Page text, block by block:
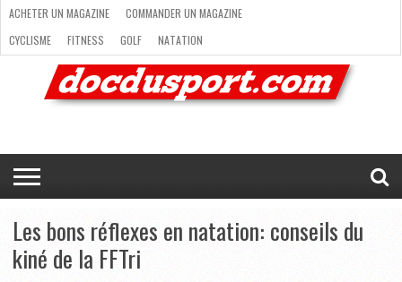
ACHETER
MAGAZINE
COMMANDER
UN
MAGAZINE
CYCLISME
FITNESS
GOLF
NATATION
RANDONNÉE
RUNNING
SKI
TRAIL
RUNNING
TRIATHLON
VOILE
NEWSLETTER
MAG’
EN
LIGNE
NOUS
CONTACTER
ACHETER UN MAGAZINE
COMMANDER UN MAGAZINE
CYCLISME
FITNESS GOLF
NATATION
RANDONNÉE
RUNNING SKI
TRAIL RUNNING
TRIATHLON
VOILE NEWSLETTER
MAG’ EN LIGNE
Les bons réflexes en natation: conseils du
kiné de la FFTri